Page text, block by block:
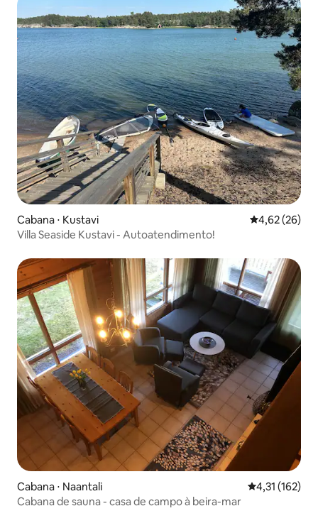
Cabana ⋅ Kustavi 4,62 de uma
4,62 (26)
Villa Seaside Kustavi - Autoatendimento!
Cabana ⋅ Naantali 4,31 de uma
4,31 (162)
Cabana de sauna - casa de campo à beira-mar